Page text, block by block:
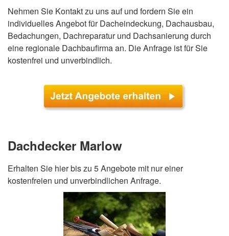
Nehmen Sie Kontakt zu uns auf und fordern Sie ein
individuelles Angebot für Dacheindeckung, Dachausbau,
Bedachungen, Dachreparatur und Dachsanierung durch
eine regionale Dachbaufirma an. Die Anfrage ist für Sie
kostenfrei und unverbindlich.
Dachdecker Marlow
Erhalten Sie hier bis zu 5 Angebote mit nur einer
kostenfreien und unverbindlichen Anfrage.